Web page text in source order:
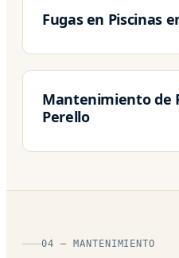
Fugas en Piscinas
Mantenimiento de
Perello
04 — MANTENIMIENTO